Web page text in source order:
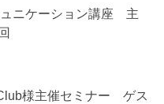
ニケーション講座 主
様主催セミナー ゲス